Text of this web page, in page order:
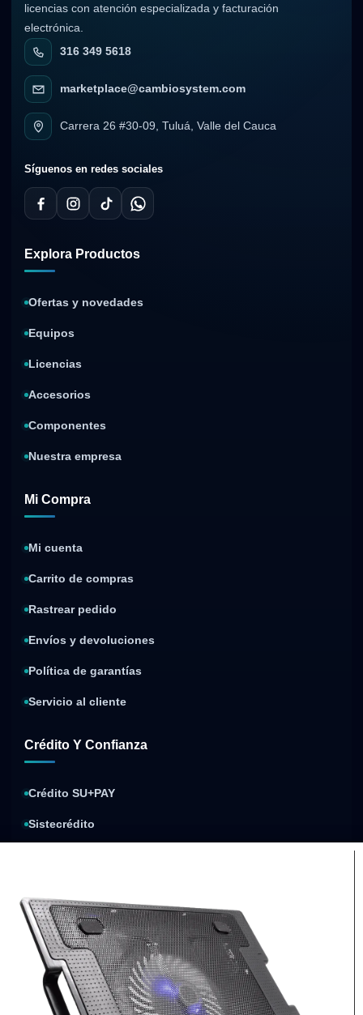
licencias con atención especializada y facturación
electrónica.
316 349 5618
marketplace@cambiosystem.com
Carrera 26 #30-09, Tuluá, Valle del Cauca
Síguenos en redes sociales
Explora Productos
Ofertas y novedades
Equipos
Licencias
Accesorios
Componentes
Nuestra empresa
Mi Compra
Mi cuenta
Carrito de compras
Rastrear pedido
Envíos y devoluciones
Política de garantías
Servicio al cliente
Crédito Y Confianza
Crédito SU+PAY
Sistecrédito
Condiciones de envíos
Condiciones de garantía